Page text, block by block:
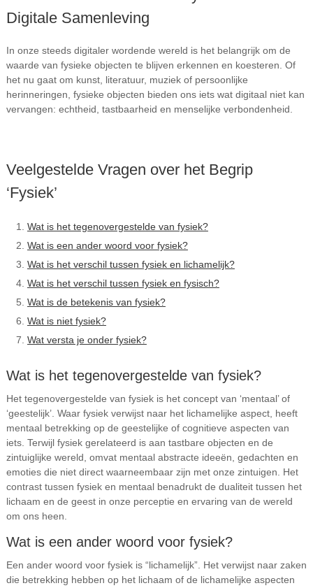
Digitale Samenleving
In onze steeds digitaler wordende wereld is het belangrijk om de
waarde van fysieke objecten te blijven erkennen en koesteren. Of
het nu gaat om kunst, literatuur, muziek of persoonlijke
herinneringen, fysieke objecten bieden ons iets wat digitaal niet kan
vervangen: echtheid, tastbaarheid en menselijke verbondenheid.
Veelgestelde Vragen over het Begrip
‘Fysiek’
Wat is het tegenovergestelde van fysiek?
Wat is een ander woord voor fysiek?
Wat is het verschil tussen fysiek en lichamelijk?
Wat is het verschil tussen fysiek en fysisch?
Wat is de betekenis van fysiek?
Wat is niet fysiek?
Wat versta je onder fysiek?
Wat is het tegenovergestelde van fysiek?
Het tegenovergestelde van fysiek is het concept van ‘mentaal’ of
‘geestelijk’. Waar fysiek verwijst naar het lichamelijke aspect, heeft
mentaal betrekking op de geestelijke of cognitieve aspecten van
iets. Terwijl fysiek gerelateerd is aan tastbare objecten en de
zintuiglijke wereld, omvat mentaal abstracte ideeën, gedachten en
emoties die niet direct waarneembaar zijn met onze zintuigen. Het
contrast tussen fysiek en mentaal benadrukt de dualiteit tussen het
lichaam en de geest in onze perceptie en ervaring van de wereld
om ons heen.
Wat is een ander woord voor fysiek?
Een ander woord voor fysiek is “lichamelijk”. Het verwijst naar zaken
die betrekking hebben op het lichaam of de lichamelijke aspecten